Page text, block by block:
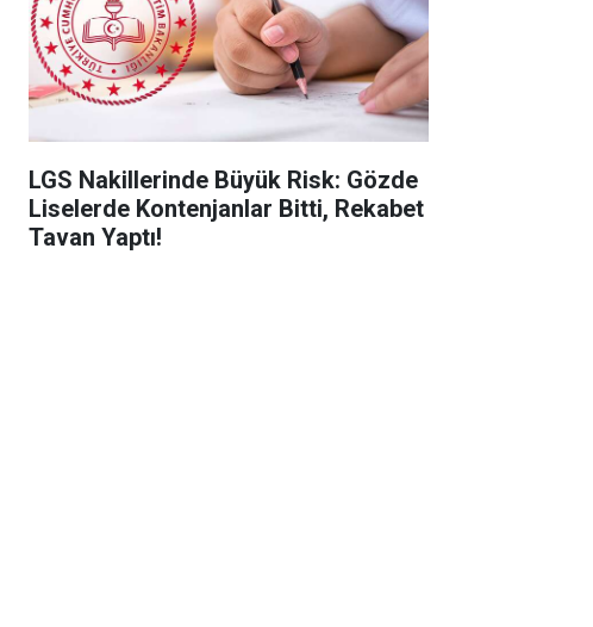
LGS Nakillerinde Büyük Risk: Gözde
Liselerde Kontenjanlar Bitti, Rekabet
Tavan Yaptı!